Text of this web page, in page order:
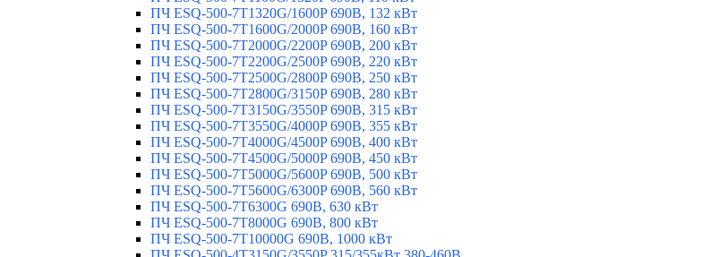
ПЧ ESQ-500-7T1320G/1600P 690В, 132 кВт
ПЧ ESQ-500-7T1600G/2000P 690В, 160 кВт
ПЧ ESQ-500-7T2000G/2200P 690В, 200 кВт
ПЧ ESQ-500-7T2200G/2500P 690В, 220 кВт
ПЧ ESQ-500-7T2500G/2800P 690В, 250 кВт
ПЧ ESQ-500-7T2800G/3150P 690В, 280 кВт
ПЧ ESQ-500-7T3150G/3550P 690В, 315 кВт
ПЧ ESQ-500-7T3550G/4000P 690В, 355 кВт
ПЧ ESQ-500-7T4000G/4500P 690В, 400 кВт
ПЧ ESQ-500-7T4500G/5000P 690В, 450 кВт
ПЧ ESQ-500-7T5000G/5600P 690В, 500 кВт
ПЧ ESQ-500-7T5600G/6300P 690В, 560 кВт
ПЧ ESQ-500-7T6300G 690В, 630 кВт
ПЧ ESQ-500-7T8000G 690В, 800 кВт
ПЧ ESQ-500-7T10000G 690В, 1000 кВт